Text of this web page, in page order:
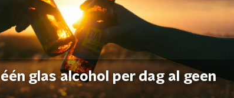
glas alcohol per dag al geen